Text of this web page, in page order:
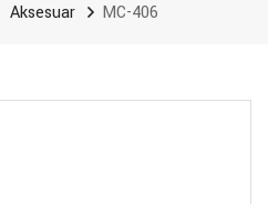
Aksesuar MC-406